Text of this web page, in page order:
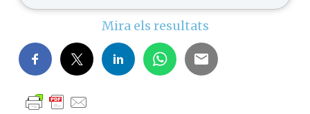
Mira els resultats